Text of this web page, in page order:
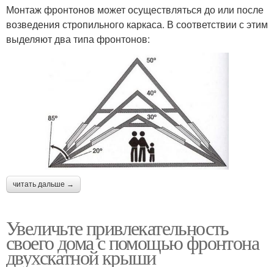
Монтаж фронтонов может осуществляться до или после
возведения стропильного каркаса. В соответствии с этим
выделяют два типа фронтонов:
читать дальше →
Увеличьте привлекательность
своего дома с помощью фронтона
двухскатной крыши